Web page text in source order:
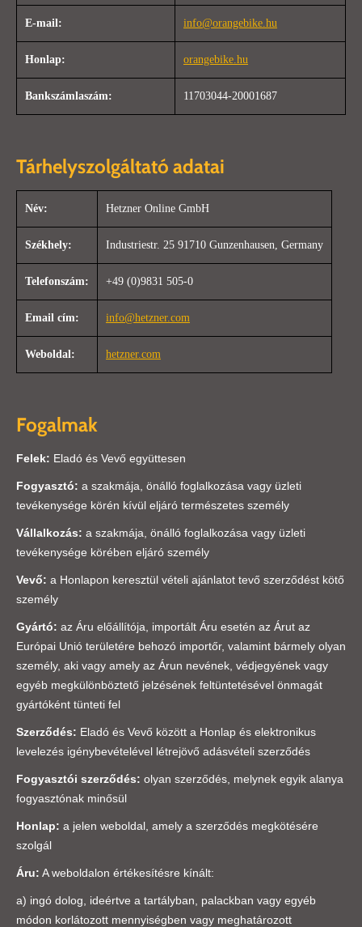
E-mail: info@orangebike.hu
Honlap: orangebike.hu
Bankszámlaszám: 11703044-20001687
Tárhelyszolgáltató adatai
Név: Hetzner Online GmbH
Székhely: Industriestr. 25 91710 Gunzenhausen, Germany
Telefonszám: +49 (0)9831 505-0
Email cím: info@hetzner.com
Weboldal: hetzner.com
Fogalmak
Felek: Eladó és Vevő együttesen
Fogyasztó: a szakmája, önálló foglalkozása vagy üzleti
tevékenysége körén kívül eljáró természetes személy
Vállalkozás: a szakmája, önálló foglalkozása vagy üzleti
tevékenysége körében eljáró személy
Vevő: a Honlapon keresztül vételi ajánlatot tevő szerződést kötő
személy
Gyártó: az Áru előállítója, importált Áru esetén az Árut az
Európai Unió területére behozó importőr, valamint bármely olyan
személy, aki vagy amely az Árun nevének, védjegyének vagy
egyéb megkülönböztető jelzésének feltüntetésével önmagát
gyártóként tünteti fel
Szerződés: Eladó és Vevő között a Honlap és elektronikus
levelezés igénybevételével létrejövő adásvételi szerződés
Fogyasztói szerződés: olyan szerződés, melynek egyik alanya
fogyasztónak minősül
Honlap: a jelen weboldal, amely a szerződés megkötésére
szolgál
Áru: A weboldalon értékesítésre kínált:
a) ingó dolog, ideértve a tartályban, palackban vagy egyéb
módon korlátozott mennyiségben vagy meghatározott